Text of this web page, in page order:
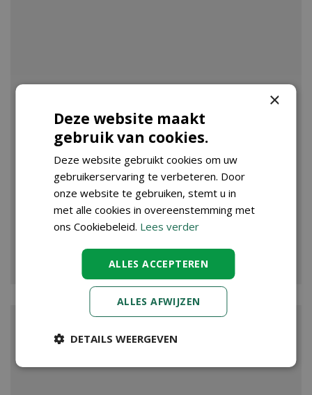
VIJVER
×
Deze website maakt
gebruik van cookies.
Deze website gebruikt cookies om uw
gebruikerservaring te verbeteren. Door
onze website te gebruiken, stemt u in
met alle cookies in overeenstemming met
ons Cookiebeleid. Lees verder
ALLES ACCEPTEREN
ALLES AFWIJZEN
DETAILS WEERGEVEN